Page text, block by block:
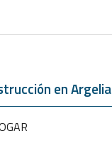
en Argelia